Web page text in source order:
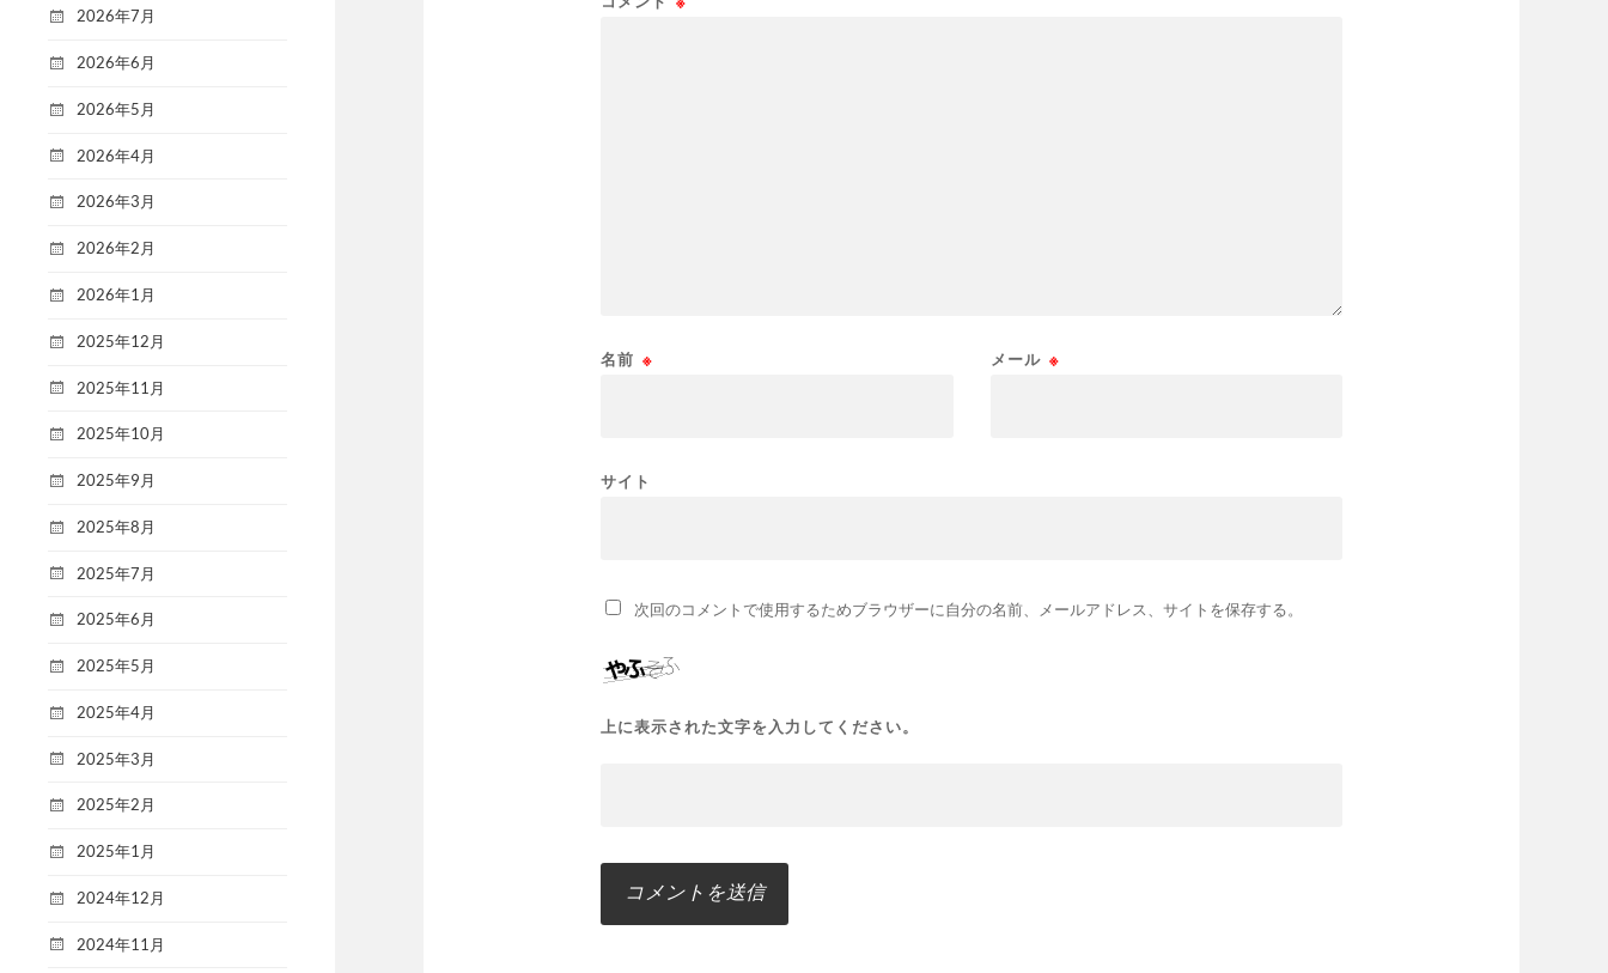
2026年7月
2026年6月
2026年5月
2026年4月
2026年3月
2026年2月
2026年1月
2025年12月
2025年11月
2025年10月
2025年9月
2025年8月
2025年7月
2025年6月
2025年5月
2025年4月
2025年3月
2025年2月
2025年1月
2024年12月
2024年11月
名前 ※ メール ※
サイト
次回のコメントで使用するためブラウザーに自分の名前、メールアドレス、サイトを保存する。
上に表示された文字を入力してください。